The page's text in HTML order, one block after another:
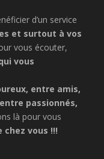
d’un service
et surtout à vos
vous écouter,
vous
entre amis,
passionnés,
là pour vous
chez vous !!!